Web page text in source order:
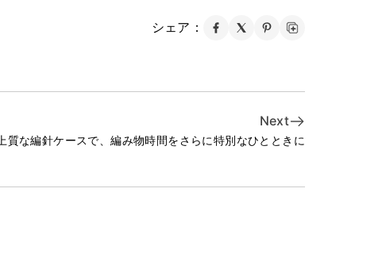
シェア：
Next
上質な編針ケースで、編み物時間をさらに特別なひとときに